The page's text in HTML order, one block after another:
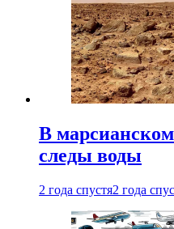
В
следы воды
2 года спустя2 года